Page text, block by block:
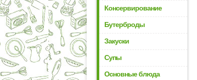
Консервирование
Бутерброды
Закуски
Супы
Основные блюда